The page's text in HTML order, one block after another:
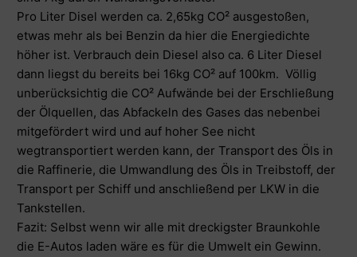
Pro Liter Disel werden ca. 2,65kg CO² ausgestoßen,
etwas mehr als bei Benzin da hier die Energiedichte
höher ist. Verbrauch dein Diesel also ca. 6 Liter Diesel
dann liegst du bereits bei 16kg CO² auf 100km. Völlig
unberücksichtig die CO² Aufwände bei der Erschließung
der Ölquellen, das Abfackeln des Gases das nebenbei
mitgefördert wird und auf hoher See nicht
wegtransportiert werden kann, der Transport des Öls in
die Raffinerie, die Umwandlung des Öls in Treibstoff, der
Transport per Schiff und anschließend per LKW in die
Tankstellen.
Fazit: Selbst wenn wir alle mit dreckigster Braunkohle
die E-Autos laden wäre es für die Umwelt ein Gewinn.